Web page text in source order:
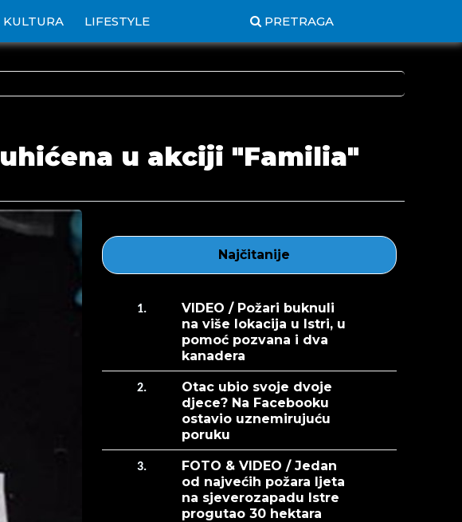
KULTURA LIFESTYLE PRETRAGA
u akciji "Familia"
Najčitanije
1.
VIDEO / Požari buknuli
na više lokacija u Istri, u
pomoć pozvana i dva
kanadera
2.
Otac ubio svoje dvoje
djece? Na Facebooku
ostavio uznemirujuću
poruku
3.
FOTO & VIDEO / Jedan
od najvećih požara ljeta
na sjeverozapadu Istre
progutao 30 hektara